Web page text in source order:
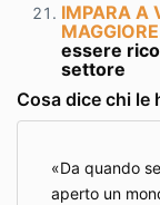
IMPARA A
essere
settore
Cosa dice chi le
Da quando
aperto un